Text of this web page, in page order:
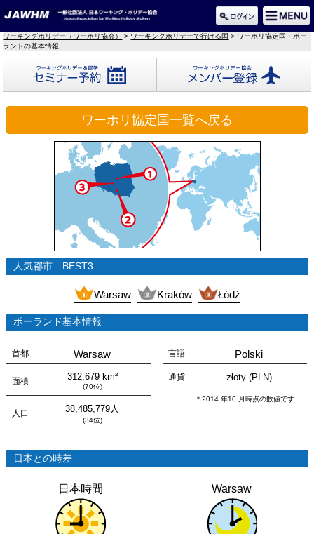
ワーキングホリデー（ワーホリ協会） > ワーキングホリデーで行ける国 > ワーホリ協定国・ポー
ランドの基本情報
セミナー予約 メンバー登録
ワーホリ協定国一覧へ戻る
人気都市 BEST3
Warsaw Kraków Łódź
ポーランド基本情報
首都 Warsaw
面積 312,679 km²
(70位)
人口 38,485,779人
(34位)
言語 Polski
通貨 złoty (PLN)
＊2014 年10 月時点の数値です
日本との時差
日本時間 Warsaw